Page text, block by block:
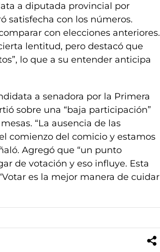
a diputada provincial por
satisfecha con los números.
con elecciones anteriores.
lentitud, pero destacó que
lo que a su entender anticipa
a senadora por la Primera
sobre una “baja participación”
“La ausencia de las
comienzo del comicio y estamos
Agregó que “un punto
de votación y eso influye. Esta
es la mejor manera de cuidar